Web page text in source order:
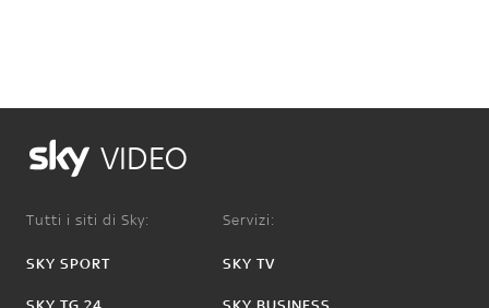
VIDEO
Tutti i siti di Sky:
SKY SPORT
Servizi:
SKY TV